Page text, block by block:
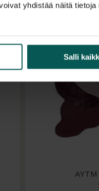
yhdistää näitä tietoja
Salli